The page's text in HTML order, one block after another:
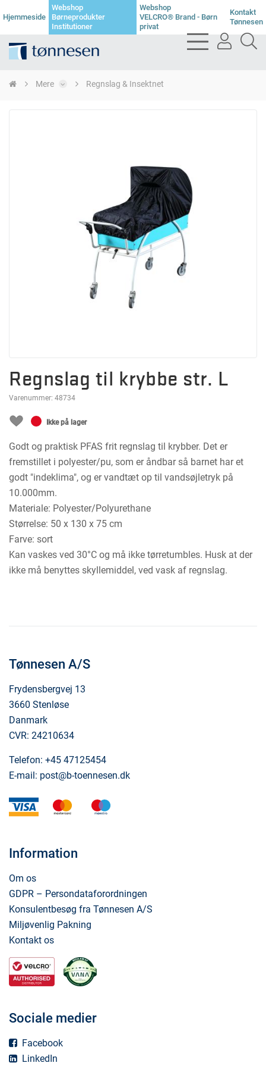
Hjemmeside
Webshop
Børneprodukter
Institutioner
Webshop
VELCRO® Brand - Børn
privat
Kontakt
Tønnesen
bars
light
user
Mere Regnslag & Insektnet
Regnslag til krybbe str. L
Varenummer: 48734
Ikke på lager
Godt og praktisk PFAS frit regnslag til krybber. Det er
fremstillet i polyester/pu, som er åndbar så barnet har et
godt "indeklima", og er vandtæt op til vandsøjletryk på
10.000mm.
Materiale: Polyester/Polyurethane
Størrelse: 50 x 130 x 75 cm
Farve: sort
Kan vaskes ved 30°C og må ikke tørretumbles. Husk at der
ikke må benyttes skyllemiddel, ved vask af regnslag.
Tønnesen A/S
Frydensbergvej 13
3660 Stenløse
Danmark
CVR: 24210634
Telefon: +45 47125454
E-mail: post@b-toennesen.dk
visa mastercard
Information
Om os
GDPR – Persondataforordningen
Konsulentbesøg fra Tønnesen A/S
Miljøvenlig Pakning
Kontakt os
Sociale medier
Facebook
LinkedIn